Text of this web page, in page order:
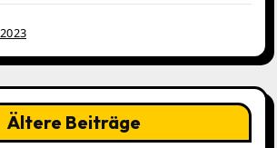
Ältere Beiträge